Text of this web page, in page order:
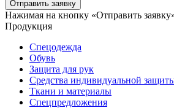
Отправить заявку
Нажимая на кнопку «Отправить
Продукция
Спецодежда
Обувь
Защита для рук
Средства индивидуальной
Ткани и материалы
Спецпредложения